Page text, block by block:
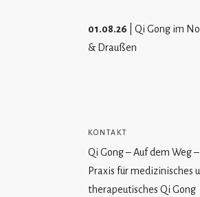
01.08.26 | Qi Gong im
& Draußen
KONTAKT
Qi Gong – Auf dem Weg –
Praxis für medizinisches
therapeutisches Qi Gong